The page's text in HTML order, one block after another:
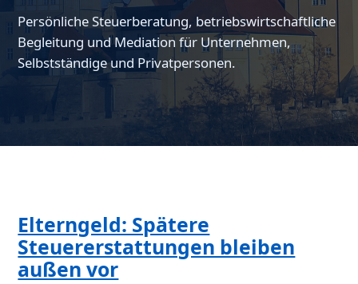
Persönliche Steuerberatung, betriebswirtschaftliche
Begleitung und Mediation für Unternehmen,
Selbstständige und Privatpersonen.
Elterngeld: Spätere
Steuererstattungen bleiben
außen vor